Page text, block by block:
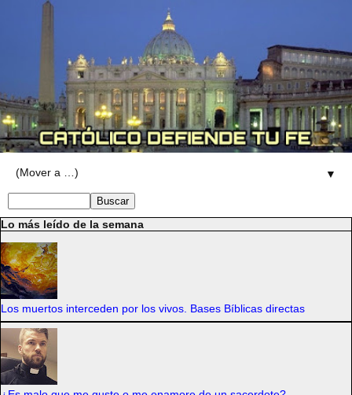
▼
Lo más leído de la semana
Los muertos interceden por los vivos. Bases Bíblicas directas